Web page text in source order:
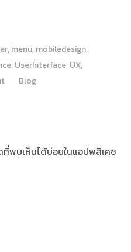
, menu, mobiledesign,
, UserInterface, UX,
Blog
พบเห็นได้บ่อยในแอปพลิเคช